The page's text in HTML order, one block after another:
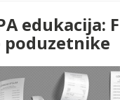
edukacija:
poduzetnike